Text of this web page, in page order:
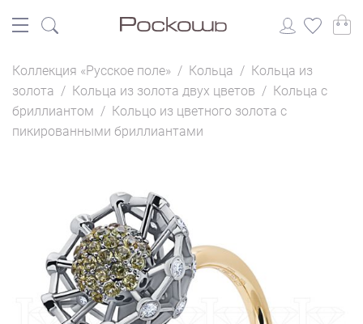
Коллекция «Русское поле» / Кольца / Кольца из
золота / Кольца из золота двух цветов / Кольца с
бриллиантом / Кольцо из цветного золота с
пикированными бриллиантами